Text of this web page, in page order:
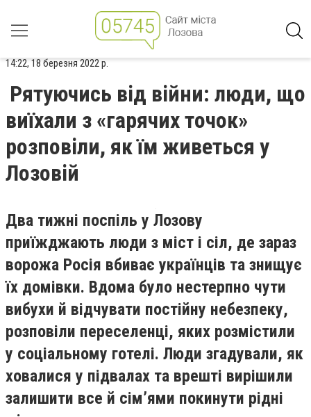
14:22, 18 березня 2022 р.
Рятуючись від війни: люди, що
виїхали з «гарячих точок»
розповіли, як їм живеться у
Лозовій
Два тижні поспіль у Лозову
приїжджають люди з міст і сіл, де зараз
ворожа Росія вбиває українців та знищує
їх домівки. Вдома було нестерпно чути
вибухи й відчувати постійну небезпеку,
розповіли переселенці, яких розмістили
у соціальному готелі. Люди згадували, як
ховалися у підвалах та врешті вирішили
залишити все й сім’ями покинути рідні